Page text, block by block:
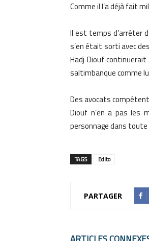
Comme il l’a déjà fait
Il est temps d’arrêter
s’en était sorti avec
Hadj Diouf
saltimbanque comme
Des avocats
Diouf n’en a pas les
personnage dans
TAGS Edito
PARTAGER